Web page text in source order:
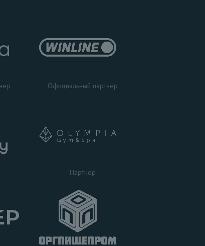
Официальный партнер
Партнер